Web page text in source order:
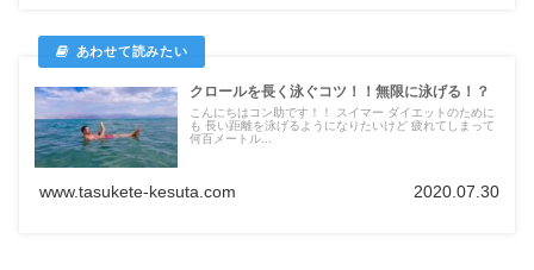
クロールを長く泳ぐコツ！！無限に泳げる！？
こんにちはコン助です！！ スイマー ダイエットのために
も 長い距離を泳げるようになりたいけど 疲れてしまって
何百メートル...
www.tasukete-kesuta.com 2020.07.30